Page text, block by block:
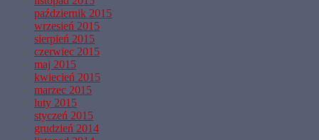
październik 2015
wrzesień 2015
sierpień 2015
czerwiec 2015
maj 2015
kwiecień 2015
marzec 2015
luty 2015
styczeń 2015
grudzień 2014